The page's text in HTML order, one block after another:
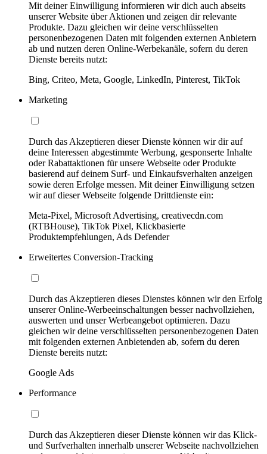
Mit deiner Einwilligung informieren wir dich auch abseits
unserer Website über Aktionen und zeigen dir relevante
Produkte. Dazu gleichen wir deine verschlüsselten
personenbezogenen Daten mit folgenden externen Anbietern
ab und nutzen deren Online-Werbekanäle, sofern du deren
Dienste bereits nutzt:
Bing, Criteo, Meta, Google, LinkedIn, Pinterest, TikTok
Marketing
Durch das Akzeptieren dieser Dienste können wir dir auf
deine Interessen abgestimmte Werbung, gesponserte Inhalte
oder Rabattaktionen für unsere Webseite oder Produkte
basierend auf deinem Surf- und Einkaufsverhalten anzeigen
sowie deren Erfolge messen. Mit deiner Einwilligung setzen
wir auf dieser Webseite folgende Drittdienste ein:
Meta-Pixel, Microsoft Advertising, creativecdn.com
(RTBHouse), TikTok Pixel, Klickbasierte
Produktempfehlungen, Ads Defender
Erweitertes Conversion-Tracking
Durch das Akzeptieren dieses Dienstes können wir den Erfolg
unserer Online-Werbeeinschaltungen besser nachvollziehen,
auswerten und unser Werbeangebot optimieren. Dazu
gleichen wir deine verschlüsselten personenbezogenen Daten
mit folgenden externen Anbietenden ab, sofern du deren
Dienste bereits nutzt:
Google Ads
Performance
Durch das Akzeptieren dieser Dienste können wir das Klick-
und Surfverhalten innerhalb unserer Webseite nachvollziehen